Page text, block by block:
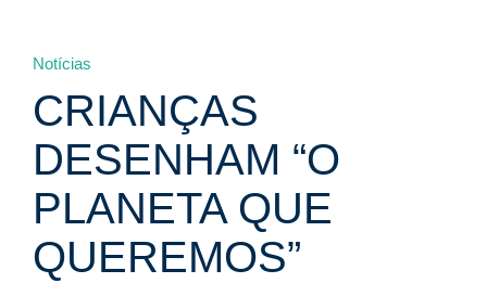
Notícias
CRIANÇAS
DESENHAM “O
PLANETA QUE
QUEREMOS”